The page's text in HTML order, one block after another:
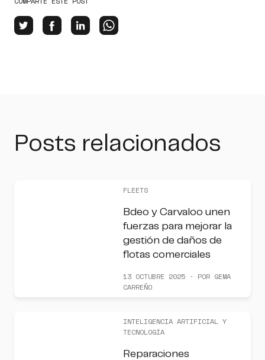
Posts relacionados
FLEETS
Bdeo y Carvaloo unen
fuerzas para mejorar la
gestión de daños de
flotas comerciales
13 OCTUBRE 2025 · POR GEMA
CARREÑO
INTELIGENCIA ARTIFICIAL Y
TECNOLOGÍA
Reparaciones